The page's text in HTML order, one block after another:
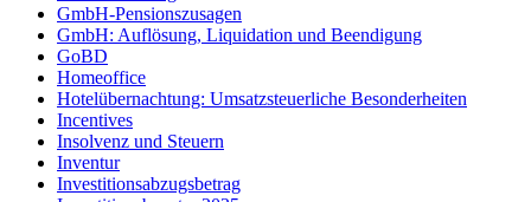
GmbH-Pensionszusagen
GmbH: Auflösung, Liquidation und Beendigung
GoBD
Homeoffice
Hotelübernachtung: Umsatzsteuerliche Besonderheiten
Incentives
Insolvenz und Steuern
Inventur
Investitionsabzugsbetrag